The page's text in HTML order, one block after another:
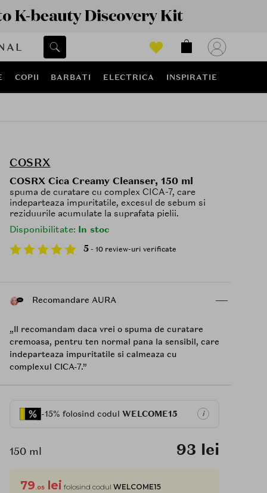
COPII BARBATI ELECTRICA INSPIRATIE
COSRX
COSRX Cica Creamy Cleanser, 150 ml
spuma de curatare cu complex CICA-7, care
indeparteaza impuritatile, excesul de sebum si
reziduurile acumulate la suprafata pielii.
Disponibilitate: In stoc
5 - 10 review-uri verificate
Recomandare AURA
„Il recomandam daca vrei o spuma de curatare
cremoasa, pentru ten normal pana la sensibil, care
indeparteaza impuritatile si calmeaza cu
complexul CICA-7.”
-15% folosind codul WELCOME15 i
150 ml 93 lei
79 .05 lei folosind codul WELCOME15